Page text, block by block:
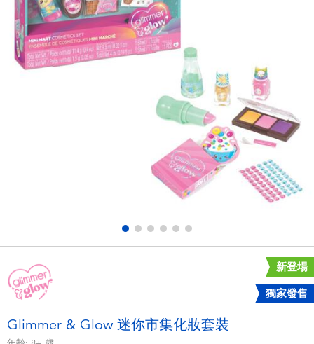
手工藝,文具,蠟筆,泥膠,畫板
娃娃, 芭比,收藏公仔
戶外及運動用品
毛毛公仔玩具
Play-Doh培樂多
Pokemon寶可夢
12~14歳
14歳以上
新登場
獨家發售
Glimmer & Glow 迷你市集化妝套裝